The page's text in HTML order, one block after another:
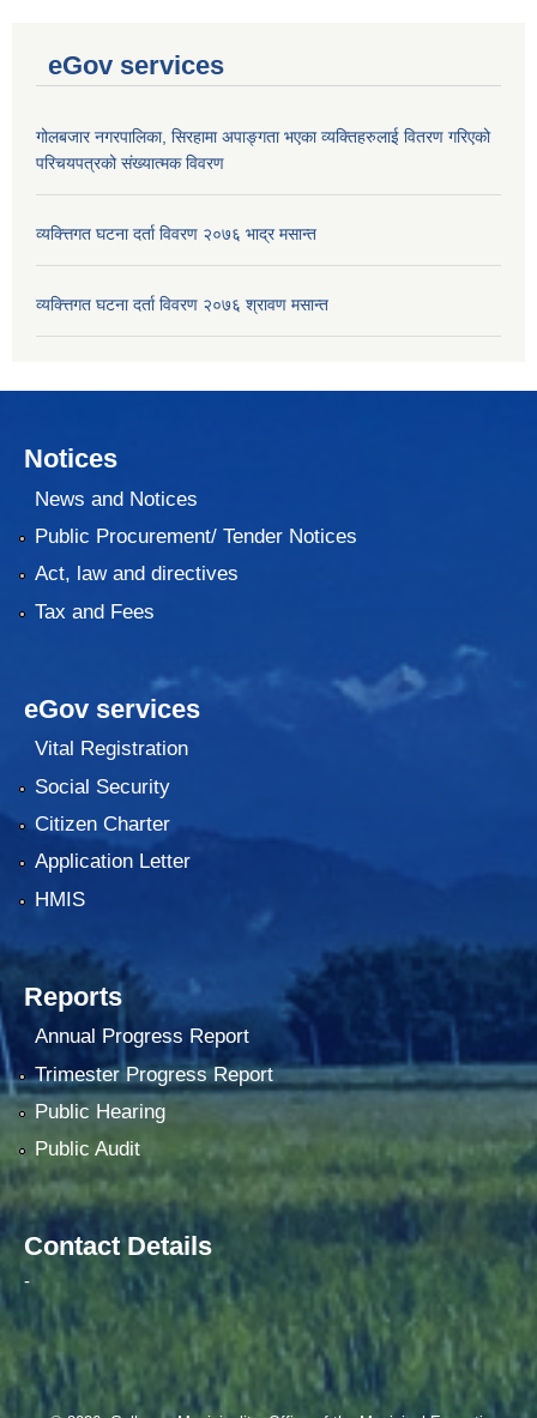
eGov services
गोलबजार नगरपालिका, सिरहामा अपाङ्गता भएका व्यक्तिहरुलाई वितरण गरिएको
परिचयपत्रको संख्यात्मक विवरण
व्यक्त्तिगत घटना दर्ता विवरण २०७६ भाद्र मसान्त
व्यक्त्तिगत घटना दर्ता विवरण २०७६ श्रावण मसान्त
Notices
News and Notices
Public Procurement/ Tender Notices
Act, law and directives
Tax and Fees
eGov services
Vital Registration
Social Security
Citizen Charter
Application Letter
HMIS
Reports
Annual Progress Report
Trimester Progress Report
Public Hearing
Public Audit
Contact Details
-